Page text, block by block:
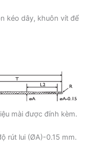
kéo dây, khuôn vít để
mài được đính kèm.
rút lui (ØA)-0.15 mm.